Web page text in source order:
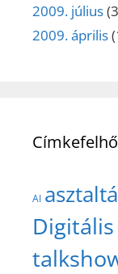
2009. július
2009. április
Címkefelhő
AI